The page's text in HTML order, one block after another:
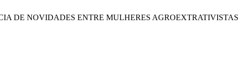
DE NOVIDADES ENTRE MULHERES AGROEXTRATIVISTAS